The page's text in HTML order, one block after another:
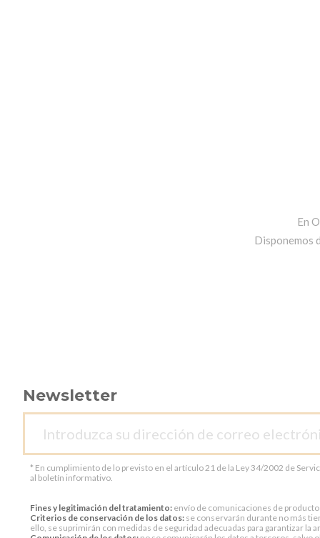
En
Disponemos
Newsletter
* En cumplimiento de lo previsto en el artículo 21 de la Ley 34/2002 de
al boletín informativo.
Fines y legitimación del tratamiento: envío de comunicaciones de
Criterios de conservación de los datos: se conservarán durante no más
ello, se suprimirán con medidas de seguridad adecuadas para garantizar